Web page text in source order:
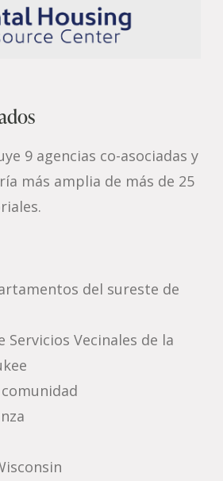
9 agencias co-asociadas y
más amplia de más de 25
del sureste de
Vecinales de la